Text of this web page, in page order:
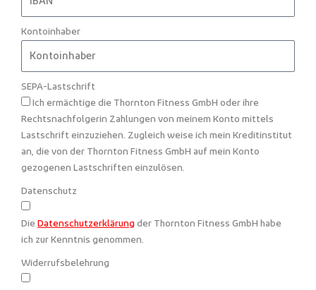
Kontoinhaber
SEPA-Lastschrift
Ich ermächtige die Thornton Fitness GmbH oder ihre
Rechtsnachfolgerin Zahlungen von meinem Konto mittels
Lastschrift einzuziehen. Zugleich weise ich mein Kreditinstitut
an, die von der Thornton Fitness GmbH auf mein Konto
gezogenen Lastschriften einzulösen.
Datenschutz
Die Datenschutzerklärung der Thornton Fitness GmbH habe
ich zur Kenntnis genommen.
Widerrufsbelehrung